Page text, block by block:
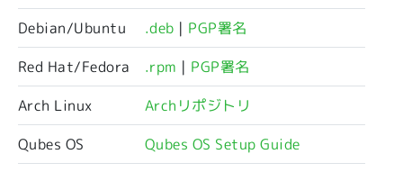
Debian/Ubuntu
.deb | PGP署名
Red Hat/Fedora
.rpm | PGP署名
Arch Linux
Archリポジトリ
Qubes OS
Qubes OS Setup Guide